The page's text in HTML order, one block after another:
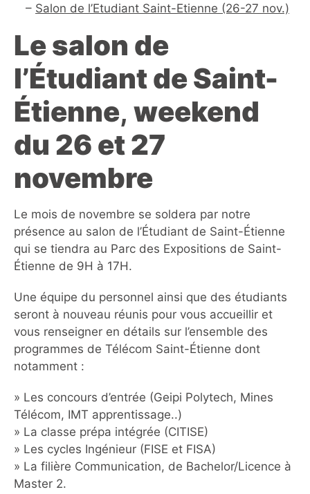
– Salon de l’Etudiant Saint-Etienne (26-27 nov.)
Le salon de
l’Étudiant de Saint-
Étienne, weekend
du 26 et 27
novembre
Le mois de novembre se soldera par notre
présence au salon de l’Étudiant de Saint-Étienne
qui se tiendra au Parc des Expositions de Saint-
Étienne de 9H à 17H.
Une équipe du personnel ainsi que des étudiants
seront à nouveau réunis pour vous accueillir et
vous renseigner en détails sur l’ensemble des
programmes de Télécom Saint-Étienne dont
notamment :
» Les concours d’entrée (Geipi Polytech, Mines
Télécom, IMT apprentissage..)
» La classe prépa intégrée (CITISE)
» Les cycles Ingénieur (FISE et FISA)
» La filière Communication, de Bachelor/Licence à
Master 2.